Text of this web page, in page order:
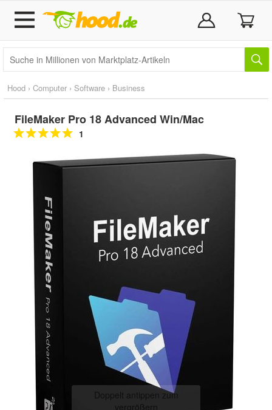
Hood › Computer › Software › Business
FileMaker Pro 18 Advanced Win/Mac
1
Doppelt antippen zum
vergrößern